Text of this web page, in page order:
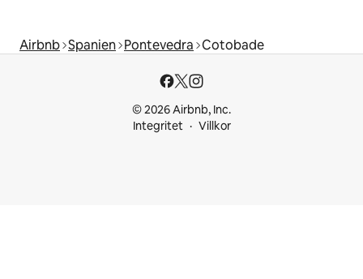
Airbnb Spanien Pontevedra Cotobade
© 2026 Airbnb, Inc.
Integritet
Villkor